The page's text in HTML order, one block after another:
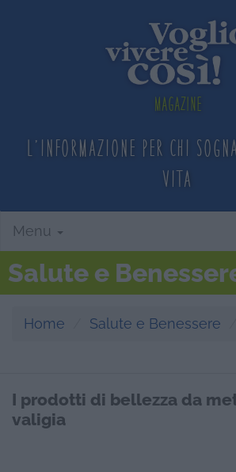
Magazine
L'informazione per chi sogna
vita
Menu
Salute e
Home Salute e Benessere
I prodotti di bellezza da
valigia